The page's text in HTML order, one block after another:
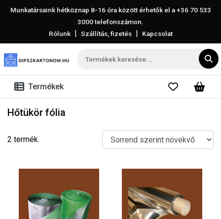
Munkatársaink hétköznap 8-16 óra között érhetők el a+36 70 533
3000telefonszámon.
Rólunk | Szállítás, fizetés | Kapcsolat
Termékek
Hőtükör fólia
2 termék.